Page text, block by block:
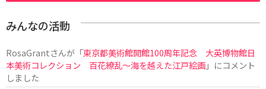
みんなの活動
RosaGrantさんが「東京都美術館開館100周年記念 大英博物館日
本美術コレクション 百花繚乱～海を越えた江戸絵画」にコメント
しました